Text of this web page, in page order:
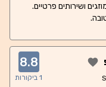
ושירותים פרטיים.
8.8
1 ביקורות